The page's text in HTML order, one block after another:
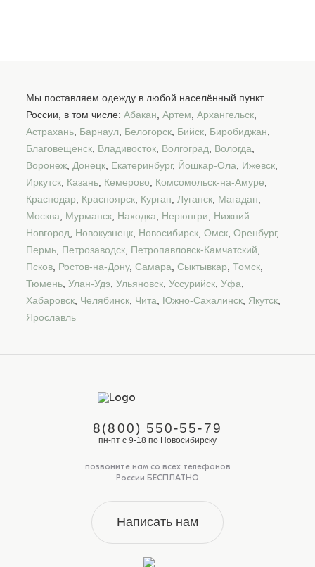
Мы поставляем одежду в любой населённый пункт
России, в том числе: Абакан Артем Архангельск
Астрахань Барнаул Белогорск Бийск Биробиджан
Благовещенск Владивосток Волгоград Вологда
Воронеж Донецк Екатеринбург, Йошкар-Ола Ижевск
Иркутск Казань Кемерово Комсомольск-на-Амуре
Краснодар
Красноярск Курган Луганск Магадан
Москва
Мурманск Находка Нерюнгри
Нижний
Новгород
Новокузнецк Новосибирск Омск Оренбург,
Пермь Петрозаводск Петропавловск-Камчатский
Псков Ростов-на-Дону, Самара Сыктывкар Томск
Тюмень Улан-Удэ Ульяновск Уссурийск Уфа
Хабаровск Челябинск Чита Южно-Сахалинск Якутск
Ярославль
8(800) 550-55-79
пн-пт с 9-18 по Новосибирску
позвоните нам со всех телефонов
России БЕСПЛАТНО
Написать нам